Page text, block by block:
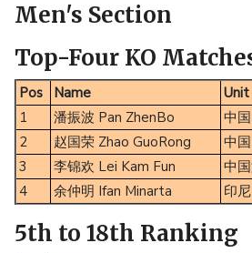
Men's Section
Top-Four KO
Pos Name Unit
1
潘振波 Pan ZhenBo 中国
2
赵国荣 Zhao GuoRong 中国
3
李锦欢 Lei Kam Fun 中
4
余仲明 Ifan Minarta 印尼
5th to 18th Ranking